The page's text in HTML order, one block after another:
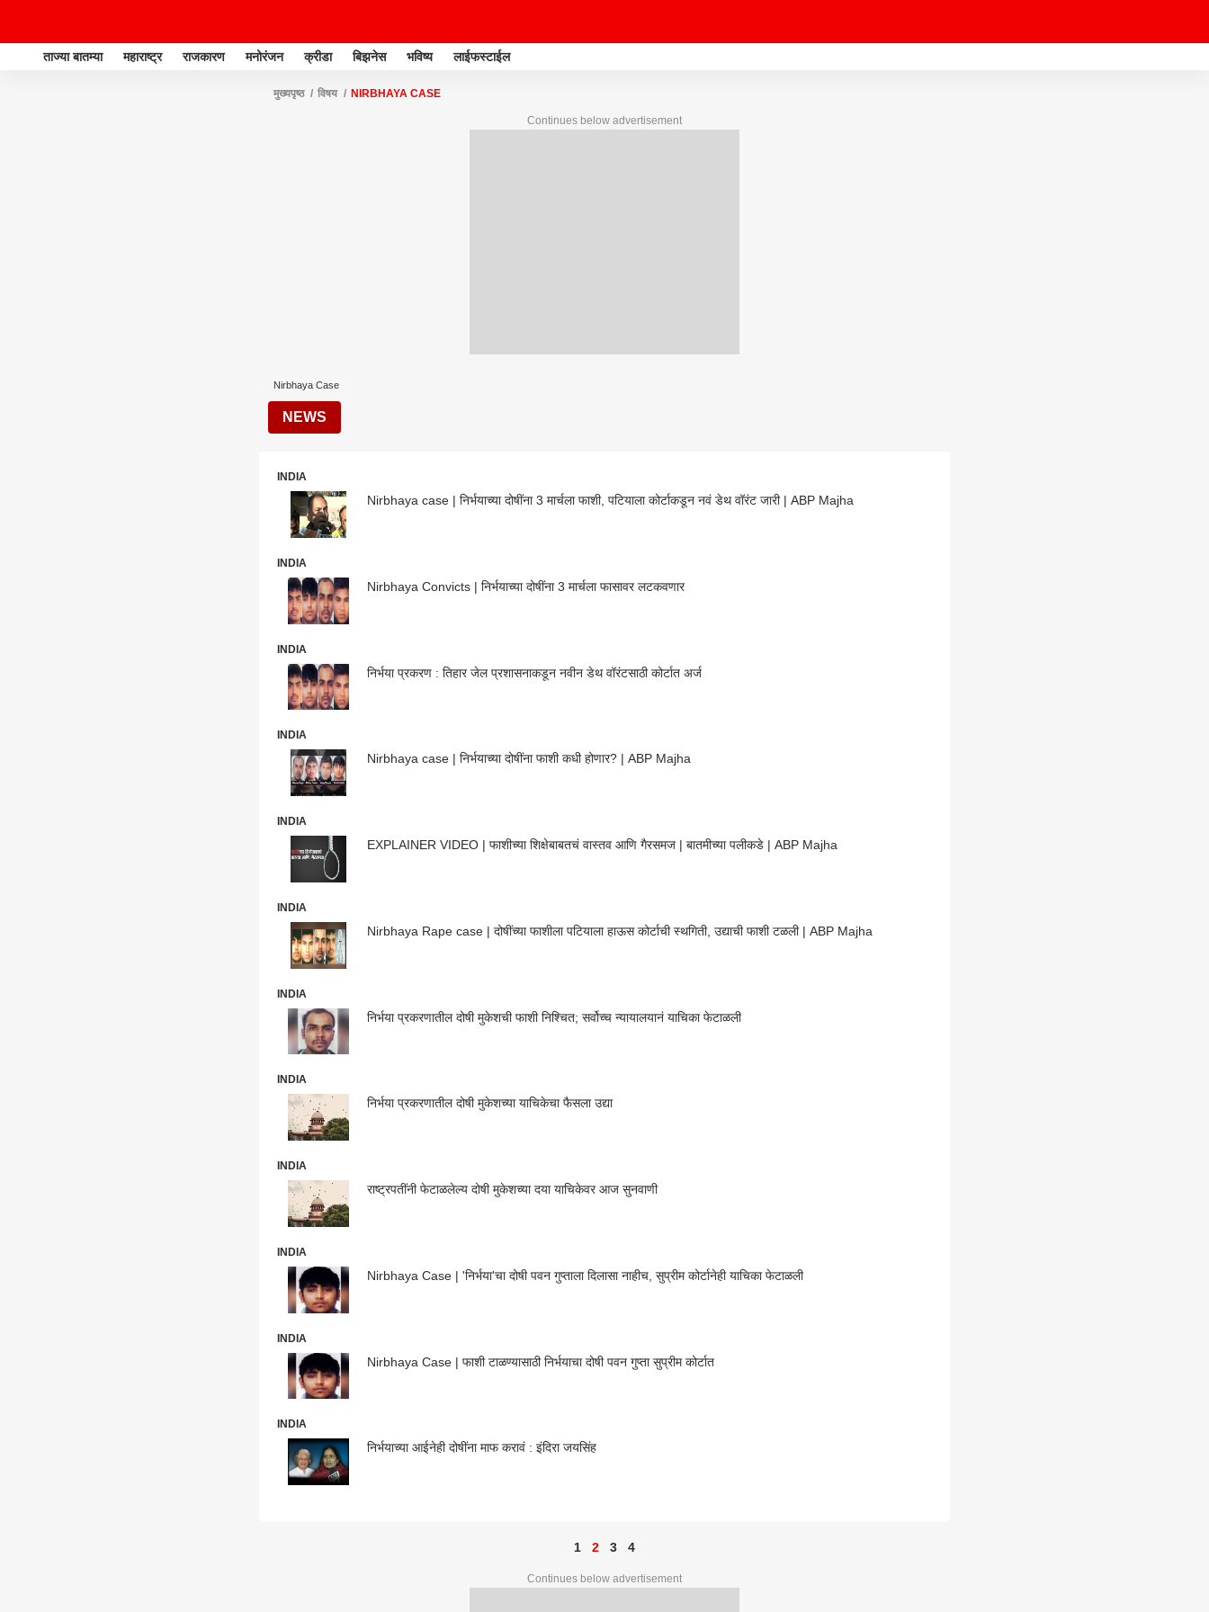
ताज्या बातम्या महाराष्ट्र राजकारण मनोरंजन क्रीडा बिझनेस भविष्य लाईफस्टाईल
मुख्यपृष्ठ विषय NIRBHAYA CASE
Continues below advertisement
Nirbhaya Case
NEWS
INDIA
Nirbhaya case | निर्भयाच्या दोषींना 3 मार्चला फाशी, पटियाला कोर्टाकडून नवं डेथ वॉरंट जारी | ABP Majha
INDIA
Nirbhaya Convicts | निर्भयाच्या दोषींना 3 मार्चला फासावर लटकवणार
INDIA
निर्भया प्रकरण : तिहार जेल प्रशासनाकडून नवीन डेथ वॉरंटसाठी कोर्टात अर्ज
INDIA
Nirbhaya case | निर्भयाच्या दोषींना फाशी कधी होणार? | ABP Majha
INDIA
EXPLAINER VIDEO | फाशीच्या शिक्षेबाबतचं वास्तव आणि गैरसमज | बातमीच्या पलीकडे | ABP Majha
INDIA
Nirbhaya Rape case | दोषींच्या फाशीला पटियाला हाऊस कोर्टाची स्थगिती, उद्याची फाशी टळली | ABP Majha
INDIA
निर्भया प्रकरणातील दोषी मुकेशची फाशी निश्चित; सर्वोच्च न्यायालयानं याचिका फेटाळली
INDIA
निर्भया प्रकरणातील दोषी मुकेशच्या याचिकेचा फैसला उद्या
INDIA
राष्ट्रपतींनी फेटाळलेल्य दोषी मुकेशच्या दया याचिकेवर आज सुनवाणी
INDIA
Nirbhaya Case | 'निर्भया'चा दोषी पवन गुप्ताला दिलासा नाहीच, सुप्रीम कोर्टानेही याचिका फेटाळली
INDIA
Nirbhaya Case | फाशी टाळण्यासाठी निर्भयाचा दोषी पवन गुप्ता सुप्रीम कोर्टात
INDIA
निर्भयाच्या आईनेही दोषींना माफ करावं : इंदिरा जयसिंह
1 2 3 4
Continues below advertisement